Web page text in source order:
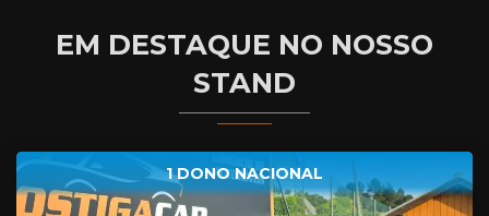
EM DESTAQUE NO NOSSO
STAND
1 DONO NACIONAL